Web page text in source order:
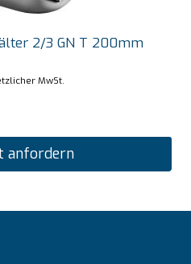
2/3 GN T 200mm
MwSt.
anfordern